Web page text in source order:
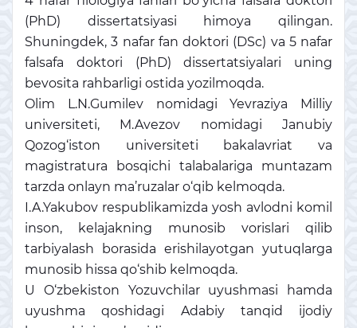
(PhD) dissertatsiyasi himoya qilingan.
Shuningdek, 3 nafar fan doktori (DSc) va 5 nafar
falsafa doktori (PhD) dissertatsiyalari uning
bevosita rahbarligi ostida yozilmoqda.
Olim L.N.Gumilev nomidagi Yevraziya Milliy
universiteti, M.Avezov nomidagi Janubiy
Qozog‘iston universiteti bakalavriat va
magistratura bosqichi talabalariga muntazam
tarzda onlayn ma’ruzalar o‘qib kelmoqda.
I.A.Yakubov respublikamizda yosh avlodni komil
inson, kelajakning munosib vorislari qilib
tarbiyalash borasida erishilayotgan yutuqlarga
munosib hissa qo‘shib kelmoqda.
U O‘zbekiston Yozuvchilar uyushmasi hamda
uyushma qoshidagi Adabiy tanqid ijodiy